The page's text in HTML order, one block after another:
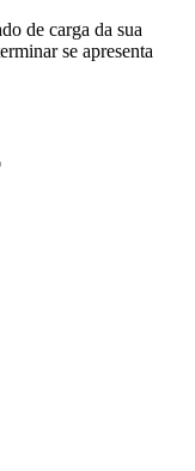
de carga da sua
se apresenta